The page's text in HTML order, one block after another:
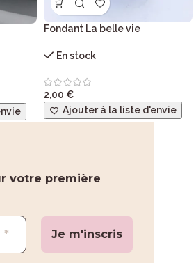
Fondant La belle vie
En stock
2,00 €
Ajouter à la liste d'envie
votre première